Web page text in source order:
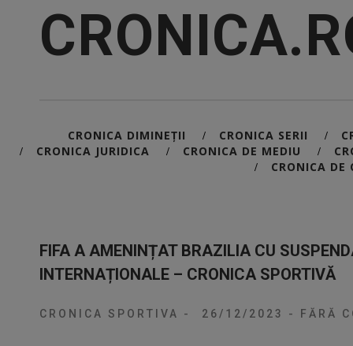
CRONICA DIMINEȚII / CRONICA SERII /
/ CRONICA JURIDICA / CRONICA DE MEDIU /
/ CRONICA DE
FIFA A AMENINȚAT BRAZILIA CU
INTERNAȚIONALE – CRONICA SPORTIVĂ
CRONICA SPORTIVA - 26/12/2023 - FĂRĂ